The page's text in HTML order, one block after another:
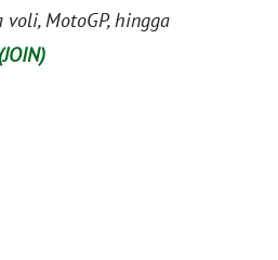
MotoGP, hingga